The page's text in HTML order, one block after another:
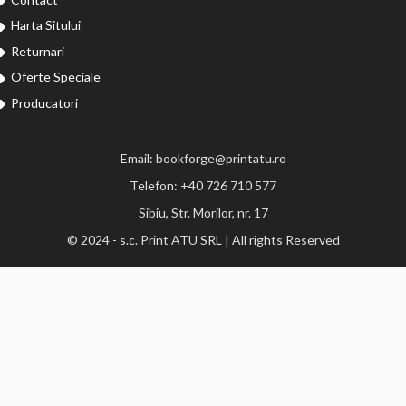
Harta Sitului
Returnari
Oferte Speciale
Producatori
Email: bookforge@printatu.ro
Telefon: +40 726 710 577
Sibiu, Str. Morilor, nr. 17
© 2024 - s.c. Print ATU SRL | All rights Reserved